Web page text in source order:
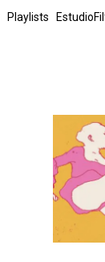
Playlists